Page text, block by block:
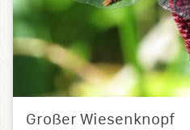
Großer Wiesenknopf